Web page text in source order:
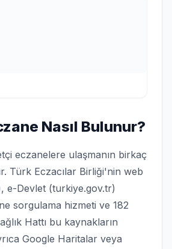
Nasıl Bulunur?
eczanelere ulaşmanın birkaç
Türk Eczacılar Birliği'nin web
e-Devlet (turkiye.gov.tr)
sorgulama hizmeti ve 182
Hattı bu kaynakların
Google Haritalar veya